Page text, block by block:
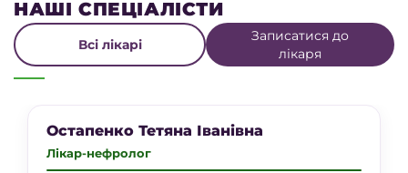
НАШІ СПЕЦІАЛІСТИ
Всі лікарі
Записатися до
лікаря
Канд. мед. наук Вища кат.
Остапенко Тетяна Іванівна
Лікар-нефролог